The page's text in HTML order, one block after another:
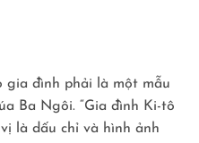
gia đình phải là một mẫu
Ba Ngôi. “Gia đình Ki-tô
là dấu chỉ và hình ảnh